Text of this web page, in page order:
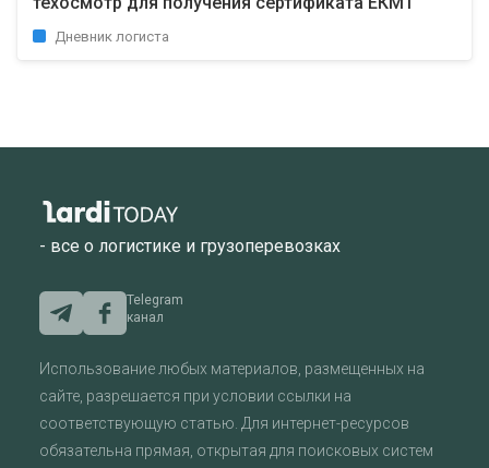
Дневник логиста
- все о логистике и грузоперевозках
Telegram
канал
Использование любых материалов, размещенных на
сайте, разрешается при условии ссылки на
соответствующую статью. Для интернет-ресурсов
обязательна прямая, открытая для поисковых систем